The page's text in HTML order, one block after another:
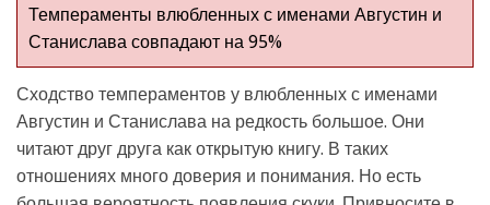
Темпераменты влюбленных с именами Августин и
Станислава совпадают на 95%
Сходство темпераментов у влюбленных с именами
Августин и Станислава на редкость большое. Они
читают друг друга как открытую книгу. В таких
отношениях много доверия и понимания. Но есть